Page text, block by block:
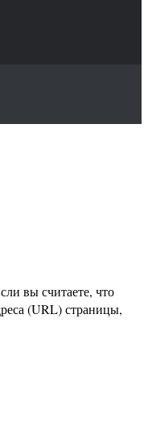
вы считаете, что
(URL) страницы,